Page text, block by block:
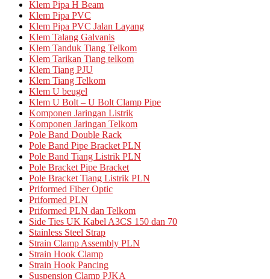
Klem Pipa H Beam
Klem Pipa PVC
Klem Pipa PVC Jalan Layang
Klem Talang Galvanis
Klem Tanduk Tiang Telkom
Klem Tarikan Tiang telkom
Klem Tiang PJU
Klem Tiang Telkom
Klem U beugel
Klem U Bolt – U Bolt Clamp Pipe
Komponen Jaringan Listrik
Komponen Jaringan Telkom
Pole Band Double Rack
Pole Band Pipe Bracket PLN
Pole Band Tiang Listrik PLN
Pole Bracket Pipe Bracket
Pole Bracket Tiang Listrik PLN
Priformed Fiber Optic
Priformed PLN
Priformed PLN dan Telkom
Side Ties UK Kabel A3CS 150 dan 70
Stainless Steel Strap
Strain Clamp Assembly PLN
Strain Hook Clamp
Strain Hook Pancing
Suspension Clamp PJKA